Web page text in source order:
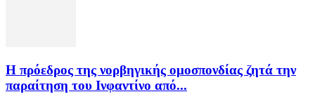
Η πρόεδρος της νορβηγικής ομοσπονδίας ζητά την
παραίτηση του Ινφαντίνο από...